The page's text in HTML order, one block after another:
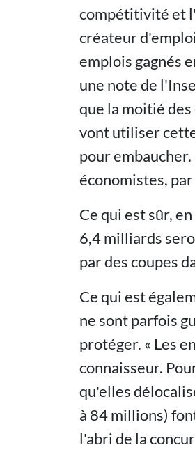
compétitivité et
créateur
emplois gagnés
une note de
que la moitié
vont utiliser
pour
économistes,
Ce qui est sûr,
6,4 milliards
par des coupes
Ce qui est
ne sont parfois
protéger. « Les
connaisseur.
qu'elles
à 84 millions)
l'abri de la